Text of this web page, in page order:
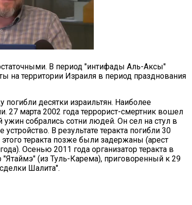
В период "интифады Аль-Аксы"
на территории Израиля в период празднования
погибли десятки израильтян. Наиболее
27 марта 2002 года террорист-смертник вошел
собрались сотни людей. Он сел на стул в
В результате теракта погибли 30
теракта позже были задержаны (арест
Осенью 2011 года организатор теракта в
(из Туль-Карема), приговоренный к 29
Шалита".